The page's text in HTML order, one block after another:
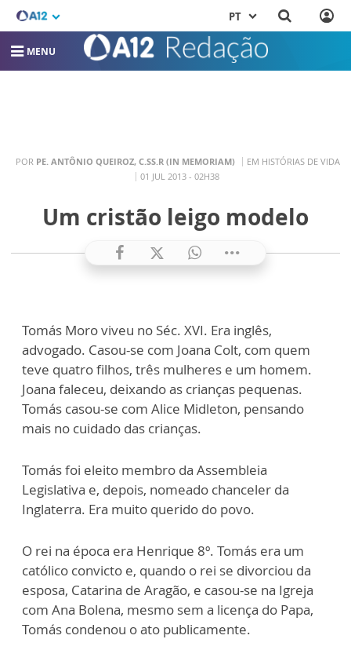
PT
MENU
POR PE. ANTÔNIO QUEIROZ, C.SS.R (IN MEMORIAM)
EM HISTÓRIAS DE VIDA
01 JUL 2013 - 02H38
Um cristão leigo modelo
Tomás Moro viveu no Séc. XVI. Era inglês,
advogado. Casou-se com Joana Colt, com quem
teve quatro filhos, três mulheres e um homem.
Joana faleceu, deixando as crianças pequenas.
Tomás casou-se com Alice Midleton, pensando
mais no cuidado das crianças.
Tomás foi eleito membro da Assembleia
Legislativa e, depois, nomeado chanceler da
Inglaterra. Era muito querido do povo.
O rei na época era Henrique 8º. Tomás era um
católico convicto e, quando o rei se divorciou da
esposa, Catarina de Aragão, e casou-se na Igreja
com Ana Bolena, mesmo sem a licença do Papa,
Tomás condenou o ato publicamente.